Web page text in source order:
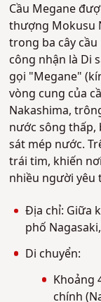
Cầu Megane
thượng Mokusu
trong ba cây
công nhận là Di
gọi "Megane"
vòng cung của
Nakashima,
nước sông thấp,
sát mép nước.
trái tim, khiến
nhiều người yêu
Địa chỉ: Giữa
phố
Di chuyển:
Khoảng
chính